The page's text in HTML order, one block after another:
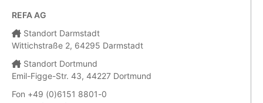
REFA AG
Standort Darmstadt
Wittichstraße 2, 64295 Darmstadt
Standort Dortmund
Emil-Figge-Str. 43, 44227 Dortmund
Fon +49 (0)6151 8801-0